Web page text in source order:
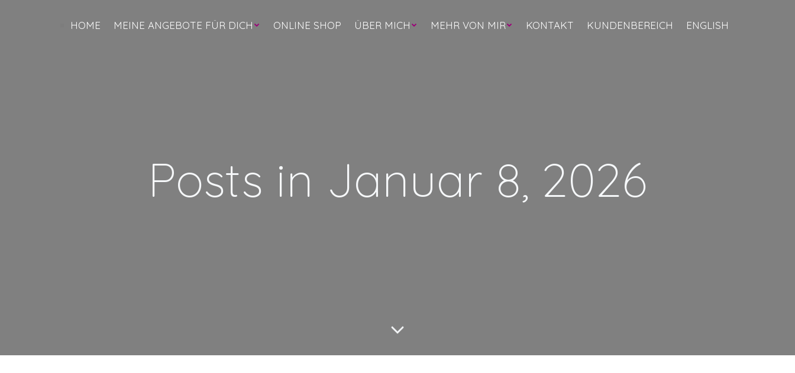
HOME MEINE ANGEBOTE FÜR DICH ONLINE SHOP ÜBER MICH MEHR VON MIR KONTAKT KUNDENBEREICH ENGLISH
Posts in Januar 8, 2026